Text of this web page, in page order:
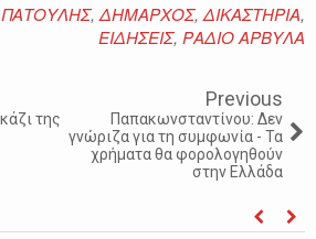
ΠΑΤΟΥΛΗΣ, ΔΗΜΑΡΧΟΣ, ΔΙΚΑΣΤΗΡΙΑ,
ΕΙΔΗΣΕΙΣ, ΡΑΔΙΟ ΑΡΒΥΛΑ
της
Previous
Παπακωνσταντίνου: Δεν
γνώριζα για τη συμφωνία - Τα
χρήματα θα φορολογηθούν
στην Ελλάδα